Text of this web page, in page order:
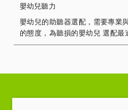
嬰幼兒聽力
嬰幼兒的助聽器選配，需要專業
的態度，為聽損的嬰幼兒 選配最